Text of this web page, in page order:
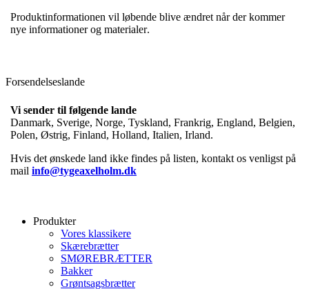
Produktinformationen vil løbende blive ændret når der kommer
nye informationer og materialer.
Forsendelseslande
Vi sender til følgende lande
Danmark, Sverige, Norge, Tyskland, Frankrig, England, Belgien,
Polen, Østrig, Finland, Holland, Italien, Irland.
Hvis det ønskede land ikke findes på listen, kontakt os venligst på
mail info@tygeaxelholm.dk
Produkter
Vores klassikere
Skærebrætter
SMØREBRÆTTER
Bakker
Grøntsagsbrætter